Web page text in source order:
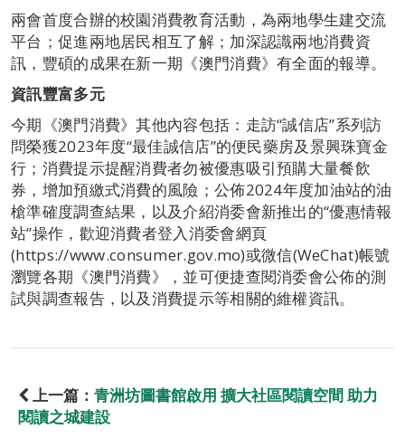
兩會首度合辦的校園消費教育活動，為兩地學生建交流
平台；促進兩地居民相互了解；加深認識兩地消費資
訊，豐碩的成果在新一期《澳門消費》有全面的報導。
資訊豐富多元
今期《澳門消費》其他內容包括：走訪“誠信店”系列訪
問榮獲2023年度“最佳誠信店”的便民藥房及景興珠寶金
行；消費提示提醒消費者勿被優惠吸引預購大量餐飲
券，增加預繳式消費的風險；公佈2024年度加油站的油
槍準確度調查結果，以及介紹消委會新推出的“優惠情報
站”操作，歡迎消費者登入消委會網頁
(https://www.consumer.gov.mo)或微信(WeChat)帳號
瀏覽各期《澳門消費》，並可便捷查閱消委會公佈的測
試與調查報告，以及消費提示等相關的維權資訊。
上一篇： 青洲坊圖書館啟用 擴大社區閱讀空間 助力
閱讀之城建設